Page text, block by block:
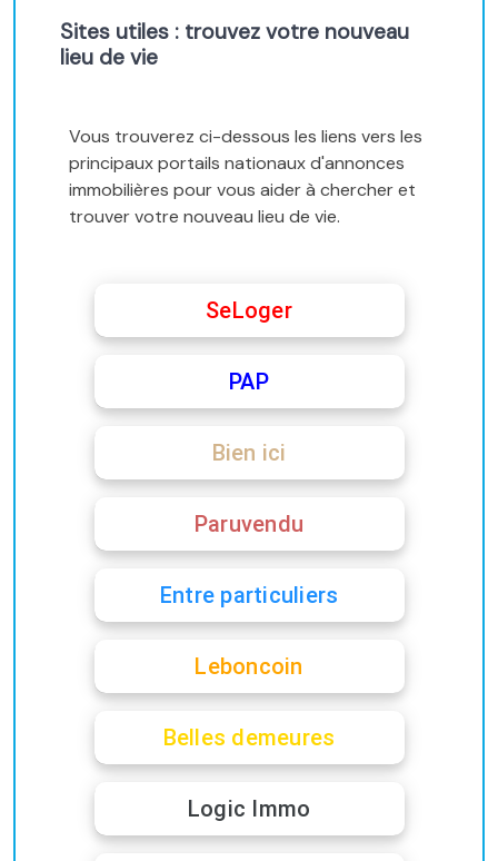
Sites utiles : trouvez votre nouveau
lieu de vie
Vous trouverez ci-dessous les liens vers les
principaux portails nationaux d'annonces
immobilières pour vous aider à chercher et
trouver votre nouveau lieu de vie.
SeLoger
PAP
Bien ici
Paruvendu
Entre particuliers
Leboncoin
Belles demeures
Logic Immo